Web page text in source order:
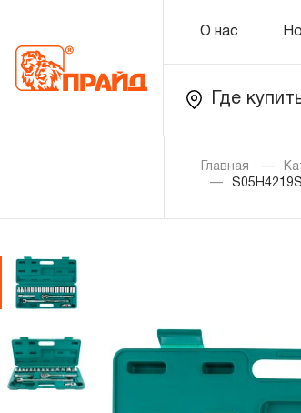
О нас
Где
Каталог
Золотая
Уцененный
Главная